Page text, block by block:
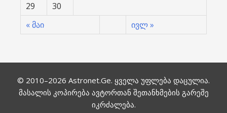
« მაი ივლ »
29
30
© 2010–2026 Astronet.Ge. ყველა უფლება დაცულია.
მასალის კოპირება ავტორთან შეთანხმების გარეშე
იკრძალება.